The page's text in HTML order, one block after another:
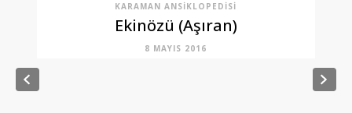
KARAMAN ANSIKLOPEDISI
Ekinözü (Aşıran)
8 MAYIS 2016